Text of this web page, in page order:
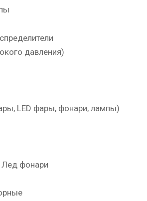
давления)
LED фары, фонари, лампы)
фонари